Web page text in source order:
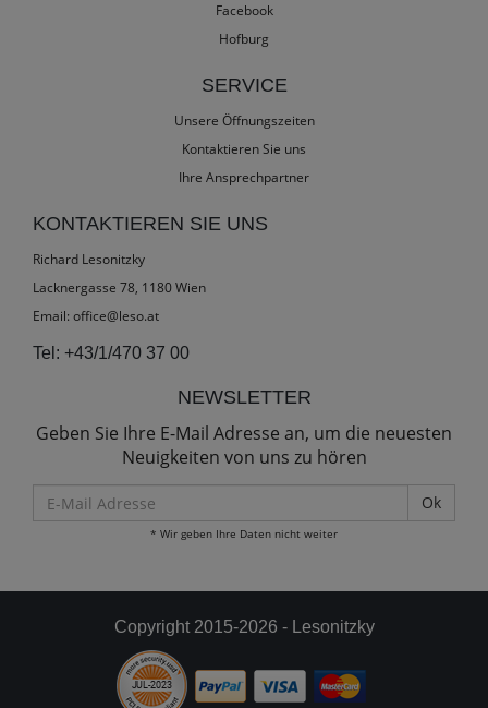
Facebook
Hofburg
SERVICE
Unsere Öffnungszeiten
Kontaktieren Sie uns
Ihre Ansprechpartner
KONTAKTIEREN SIE UNS
Richard Lesonitzky
Lacknergasse 78, 1180 Wien
Email: office@leso.at
Tel: +43/1/470 37 00
NEWSLETTER
Geben Sie Ihre E-Mail Adresse an, um die neuesten
Neuigkeiten von uns zu hören
Mail
Adresse
* Wir geben Ihre Daten nicht weiter
Copyright 2015-2026 - Lesonitzky